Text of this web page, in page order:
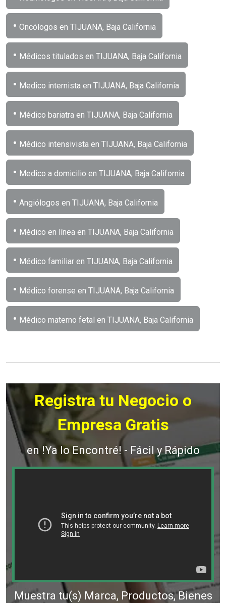
• Oncólogos en TIJUANA, Baja California
• Médicos titulados en TIJUANA, Baja California
• Medico internista en TIJUANA, Baja California
• Médico bariatra en TIJUANA, Baja California
• Médico intensivista en TIJUANA, Baja California
• Medico a domicilio en TIJUANA, Baja California
• Angiólogos en TIJUANA, Baja California
• Médico en línea en TIJUANA, Baja California
• Médico familiar en TIJUANA, Baja California
• Médico forense en TIJUANA, Baja California
• Médico materno fetal en TIJUANA, Baja California
Registra tu Negocio o
Empresa Gratis
en !Ya lo Encontré! - Fácil y Rápido
Muestra tu(s) Marca, Productos, Bienes